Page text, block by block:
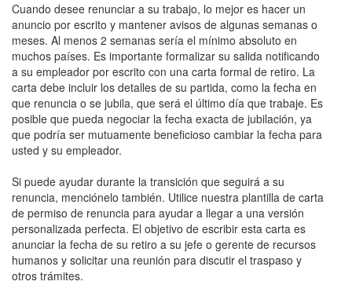
Cuando desee renunciar a su trabajo, lo mejor es hacer un
anuncio por escrito y mantener avisos de algunas semanas o
meses. Al menos 2 semanas sería el mínimo absoluto en
muchos países. Es importante formalizar su salida notificando
a su empleador por escrito con una carta formal de retiro. La
carta debe incluir los detalles de su partida, como la fecha en
que renuncia o se jubila, que será el último día que trabaje. Es
posible que pueda negociar la fecha exacta de jubilación, ya
que podría ser mutuamente beneficioso cambiar la fecha para
usted y su empleador.
Si puede ayudar durante la transición que seguirá a su
renuncia, menciónelo también. Utilice nuestra plantilla de carta
de permiso de renuncia para ayudar a llegar a una versión
personalizada perfecta. El objetivo de escribir esta carta es
anunciar la fecha de su retiro a su jefe o gerente de recursos
humanos y solicitar una reunión para discutir el traspaso y
otros trámites.